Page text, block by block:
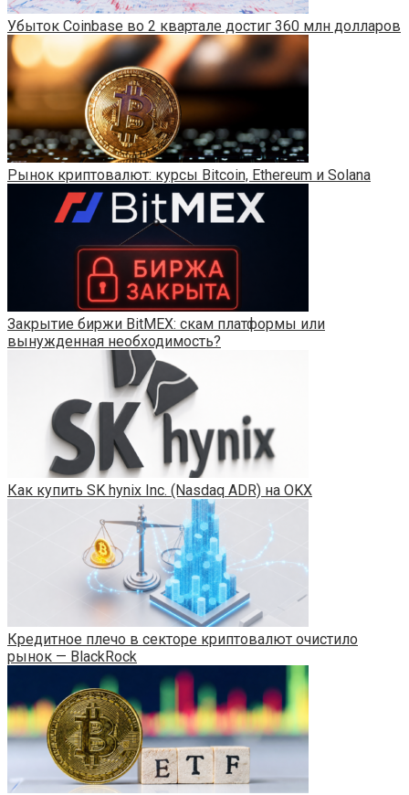
Убыток Coinbase во 2 квартале достиг 360 млн долларов
Рынок криптовалют: курсы Bitcoin, Ethereum и Solana
Закрытие биржи BitMEX: скам платформы или
вынужденная необходимость?
Как купить SK hynix Inc. (Nasdaq ADR) на OKX
Кредитное плечо в секторе криптовалют очистило
рынок — BlackRock